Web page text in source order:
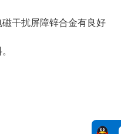
干扰屏障锌合金有良好